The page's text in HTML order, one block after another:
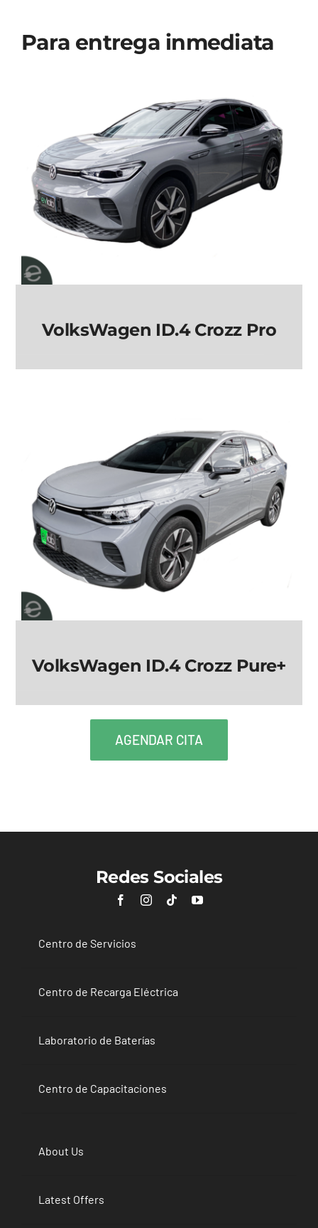
Para entrega inmediata
VolksWagen ID.4 Crozz Pro
VolksWagen ID.4
Crozz Pure+
VolksWagen ID.4 Crozz Pure+
AGENDAR CITA
Redes Sociales
Centro de Servicios
Centro de Recarga Eléctrica
Laboratorio de Baterías
Centro de Capacitaciones
About Us
Latest Offers